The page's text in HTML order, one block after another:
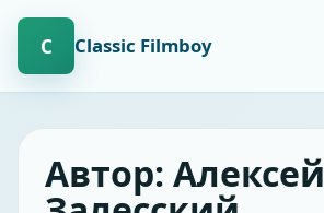
С
Сlassic Filmboy
Автор: Алексей